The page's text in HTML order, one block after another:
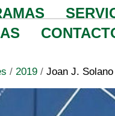
/ 2019 / Joan J. Solano